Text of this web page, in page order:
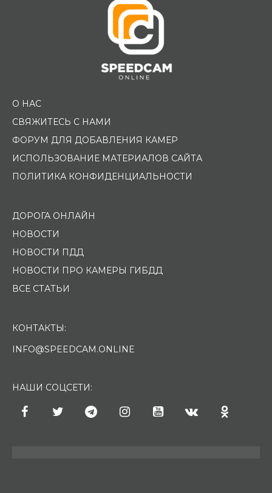
О НАС
СВЯЖИТЕСЬ С НАМИ
ФОРУМ ДЛЯ ДОБАВЛЕНИЯ КАМЕР
ИСПОЛЬЗОВАНИЕ МАТЕРИАЛОВ САЙТА
ПОЛИТИКА КОНФИДЕНЦИАЛЬНОСТИ
ДОРОГА ОНЛАЙН
НОВОСТИ
НОВОСТИ ПДД
НОВОСТИ ПРО КАМЕРЫ ГИБДД
ВСЕ СТАТЬИ
КОНТАКТЫ:
INFO@SPEEDCAM.ONLINE
НАШИ СОЦСЕТИ: